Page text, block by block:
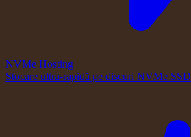
NVMe Hosting
Stocare ultra-rapidă pe discuri NVMe SSD